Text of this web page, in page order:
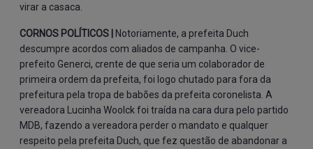
virar a casaca.
CORNOS POLÍTICOS | Notoriamente, a prefeita Duch
descumpre acordos com aliados de campanha. O vice-
prefeito Generci, crente de que seria um colaborador de
primeira ordem da prefeita, foi logo chutado para fora da
prefeitura pela tropa de babões da prefeita coronelista. A
vereadora Lucinha Woolck foi traída na cara dura pelo partido
MDB, fazendo a vereadora perder o mandato e qualquer
respeito pela prefeita Duch, que fez questão de abandonar a